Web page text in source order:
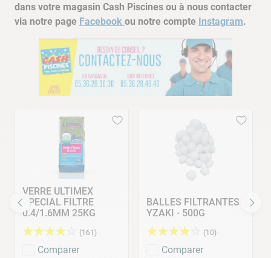
dans votre magasin Cash Piscines ou à nous contacter
via notre page Facebook ou notre compte Instagram.
VERRE ULTIMEX
SPECIAL FILTRE
0.4/1.6MM 25KG
★★★★ (161 )
Comparer
BALLES FILTRANTES
YZAKI - 500G
★★★★ (10)
Comparer